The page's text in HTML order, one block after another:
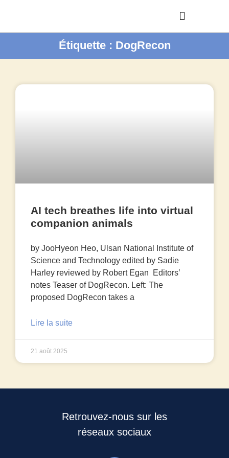
Étiquette : DogRecon
AI tech breathes life into virtual
companion animals
by JooHyeon Heo, Ulsan National Institute of
Science and Technology edited by Sadie
Harley reviewed by Robert Egan Editors’
notes Teaser of DogRecon. Left: The
proposed DogRecon takes a
Lire la suite
21 août 2025
Retrouvez-nous sur les
réseaux sociaux